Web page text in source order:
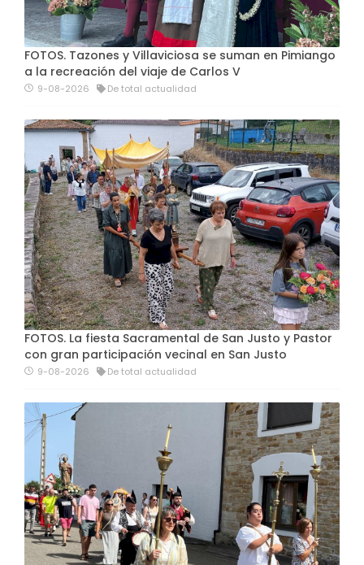
FOTOS. Tazones y Villaviciosa se suman en Pimiango
a la recreación del viaje de Carlos V
9-08-2026 De total actualidad
FOTOS. La fiesta Sacramental de San Justo y Pastor
con gran participación vecinal en San Justo
9-08-2026 De total actualidad